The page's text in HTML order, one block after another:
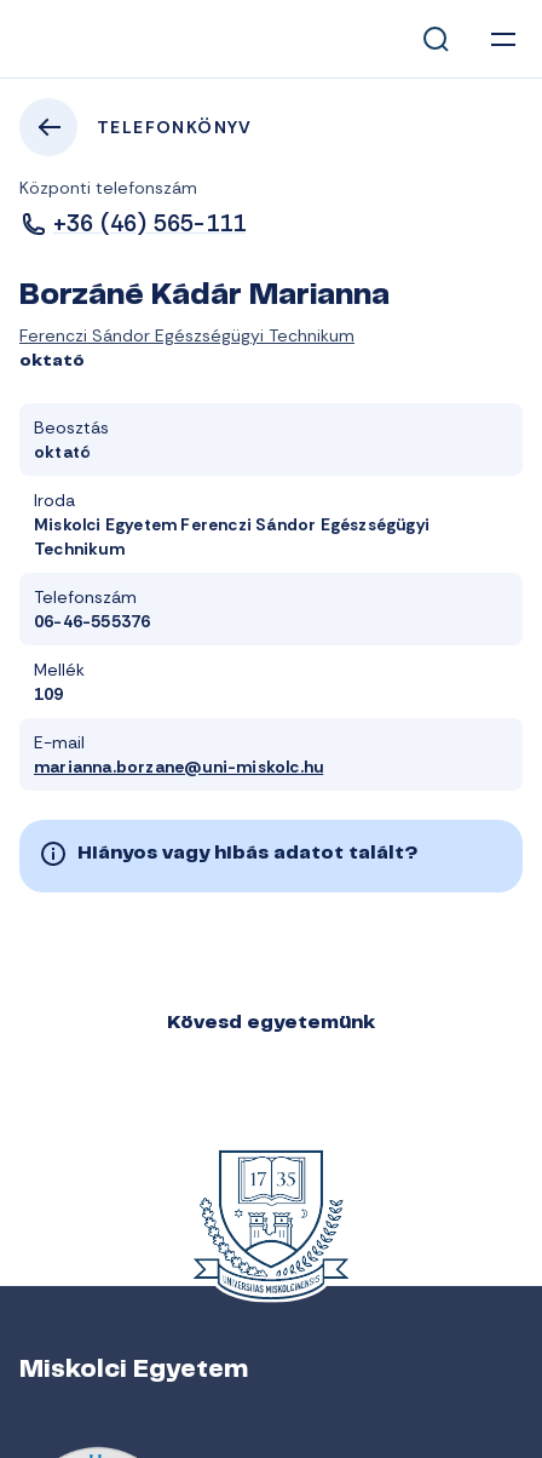
TELEFONKÖNYV
Központi telefonszám
+36 (46) 565-111
Borzáné Kádár Marianna
Ferenczi Sándor Egészségügyi Technikum
oktató
Beosztás
oktató
Iroda
Miskolci Egyetem Ferenczi Sándor Egészségügyi
Technikum
Telefonszám
06-46-555376
Mellék
109
E-mail
marianna.borzane@uni-miskolc.hu
Hiányos vagy hibás adatot talált?
Kövesd egyetemünk
Miskolci Egyetem